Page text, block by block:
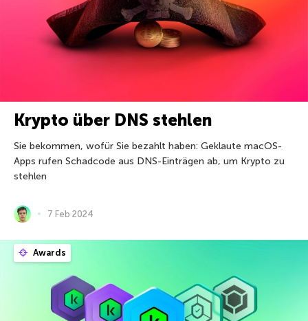
Krypto über DNS stehlen
Sie bekommen, wofür Sie bezahlt haben: Geklaute macOS-
Apps rufen Schadcode aus DNS-Einträgen ab, um Krypto zu
stehlen
7 Feb 2024
Awards